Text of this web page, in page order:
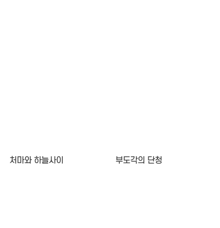
처마와 하늘사이 부도각의 단청